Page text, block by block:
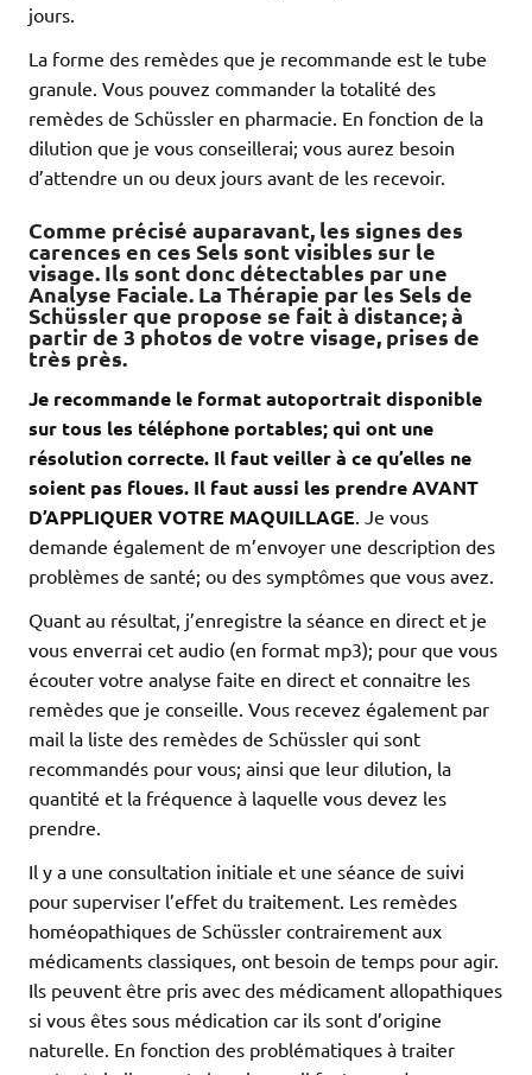
jours.
La forme des remèdes que je recommande est le tube
granule. Vous pouvez commander la totalité des
remèdes de Schüssler en pharmacie. En fonction de la
dilution que je vous conseillerai; vous aurez besoin
d’attendre un ou deux jours avant de les recevoir.
Comme précisé auparavant, les signes des
carences en ces Sels sont visibles sur le
visage. Ils sont donc détectables par une
Analyse Faciale. La Thérapie par les Sels de
Schüssler que propose se fait à distance; à
partir de 3 photos de votre visage, prises de
très près.
Je recommande le format autoportrait disponible
sur tous les téléphone portables; qui ont une
résolution correcte. Il faut veiller à ce qu’elles ne
soient pas floues. Il faut aussi les prendre AVANT
D’APPLIQUER VOTRE MAQUILLAGE. Je vous
demande également de m’envoyer une description des
problèmes de santé; ou des symptômes que vous avez.
Quant au résultat, j’enregistre la séance en direct et je
vous enverrai cet audio (en format mp3); pour que vous
écouter votre analyse faite en direct et connaitre les
remèdes que je conseille. Vous recevez également par
mail la liste des remèdes de Schüssler qui sont
recommandés pour vous; ainsi que leur dilution, la
quantité et la fréquence à laquelle vous devez les
prendre.
Il y a une consultation initiale et une séance de suivi
pour superviser l’effet du traitement. Les remèdes
homéopathiques de Schüssler contrairement aux
médicaments classiques, ont besoin de temps pour agir.
Ils peuvent être pris avec des médicament allopathiques
si vous êtes sous médication car ils sont d’origine
naturelle. En fonction des problématiques à traiter